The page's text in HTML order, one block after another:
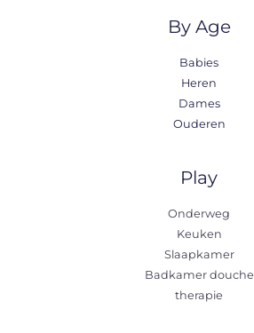
By Age
Babies
Heren
Dames
Ouderen
Play
Onderweg
Keuken
Slaapkamer
Badkamer douche
therapie